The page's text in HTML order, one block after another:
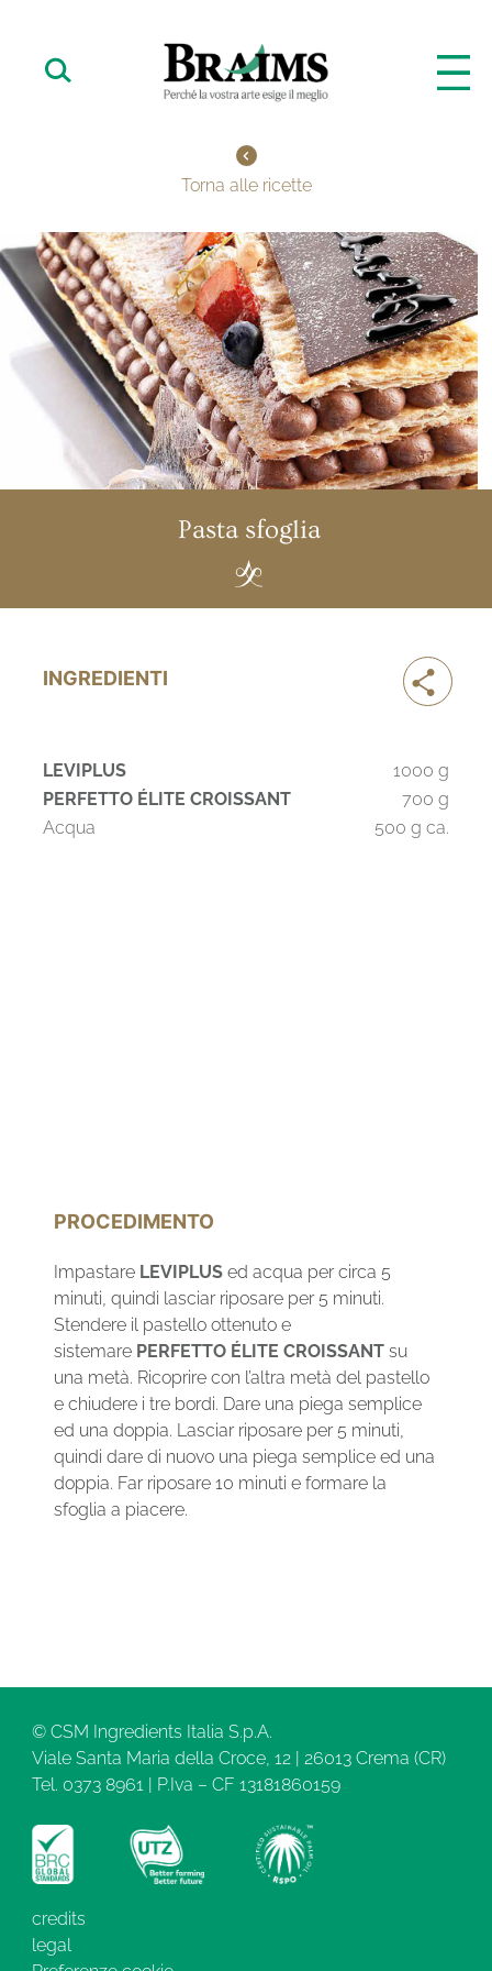
Torna alle ricette
Pasta sfoglia
INGREDIENTI
LEVIPLUS
1000 g
PERFETTO ÉLITE CROISSANT
700 g
Acqua
500 g ca.
PROCEDIMENTO
Impastare LEVIPLUS ed acqua per circa 5
minuti, quindi lasciar riposare per 5 minuti.
Stendere il pastello ottenuto e
sistemare PERFETTO ÉLITE CROISSANT su
una metà. Ricoprire con l’altra metà del pastello
e chiudere i tre bordi. Dare una piega semplice
ed una doppia. Lasciar riposare per 5 minuti,
quindi dare di nuovo una piega semplice ed una
doppia. Far riposare 10 minuti e formare la
sfoglia a piacere.
© CSM Ingredients Italia S.p.A.
Viale Santa Maria della Croce, 12 | 26013 Crema (CR)
Tel. 0373 8961 | P.Iva – CF 13181860159
credits
legal